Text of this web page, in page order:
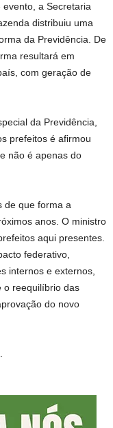
a Secretaria
distribuiu uma
da Previdência. De
resultará em
com geração de
da Previdência,
prefeitos é afirmou
não é apenas do
de que forma a
anos. O ministro
aqui presentes.
federativo,
internos e externos,
o reequilíbrio das
do novo